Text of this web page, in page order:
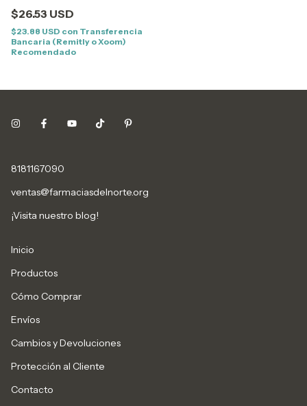
$26.53 USD
$23.88 USD con Transferencia
Bancaria (Remitly o Xoom)
Recomendado
8181167090
ventas@farmaciasdelnorte.org
¡Visita nuestro blog!
Inicio
Productos
Cómo Comprar
Envíos
Cambios y Devoluciones
Protección al Cliente
Contacto